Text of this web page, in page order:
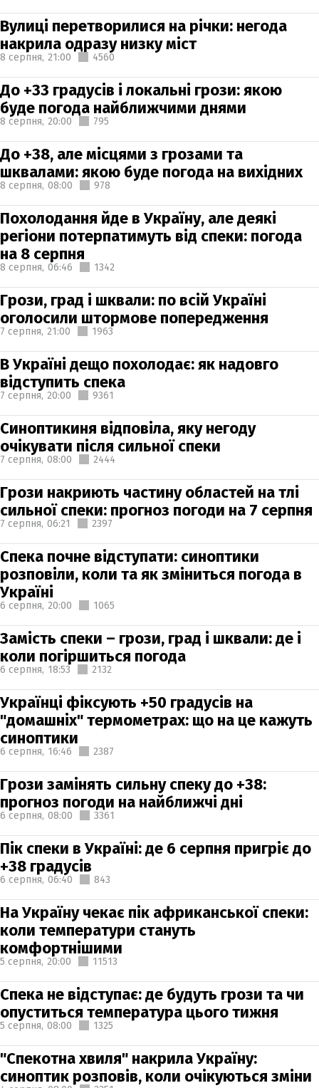
Вулиці перетворилися на річки: негода
накрила одразу низку міст
8 серпня, 21:00 4560
До +33 градусів і локальні грози: якою
буде погода найближчими днями
8 серпня, 20:00 795
До +38, але місцями з грозами та
шквалами: якою буде погода на вихідних
8 серпня, 08:00 978
Похолодання йде в Україну, але деякі
регіони потерпатимуть від спеки: погода
на 8 серпня
8 серпня, 06:46 1342
Грози, град і шквали: по всій Україні
оголосили штормове попередження
7 серпня, 21:00 1963
В Україні дещо похолодає: як надовго
відступить спека
7 серпня, 20:00 9361
Синоптикиня відповіла, яку негоду
очікувати після сильної спеки
7 серпня, 08:00 2444
Грози накриють частину областей на тлі
сильної спеки: прогноз погоди на 7 серпня
7 серпня, 06:21 2397
Спека почне відступати: синоптики
розповіли, коли та як зміниться погода в
Україні
6 серпня, 20:00 1065
Замість спеки – грози, град і шквали: де і
коли погіршиться погода
6 серпня, 18:53 2132
Українці фіксують +50 градусів на
"домашніх" термометрах: що на це кажуть
синоптики
6 серпня, 16:46 2387
Грози замінять сильну спеку до +38:
прогноз погоди на найближчі дні
6 серпня, 08:00 3361
Пік спеки в Україні: де 6 серпня пригріє до
+38 градусів
6 серпня, 06:40 843
На Україну чекає пік африканської спеки:
коли температури стануть
комфортнішими
5 серпня, 20:00 11513
Спека не відступає: де будуть грози та чи
опуститься температура цього тижня
5 серпня, 08:00 1325
"Спекотна хвиля" накрила Україну:
синоптик розповів, коли очікуються зміни